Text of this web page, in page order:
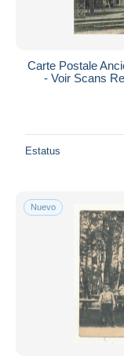
Duration
Todas las
Cerrando
De
Envío gratis
Métodos de
PayPal
Visa
Carte Postale
- Voir Scans
Estatus
Nuevo